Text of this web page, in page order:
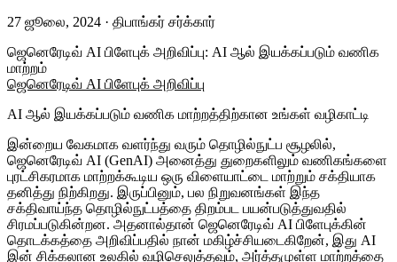
27 ஜூலை, 2024 · திபாங்கர் சர்க்கார்
ஜெனெரேடிவ் AI பிளேபுக் அறிவிப்பு: AI ஆல் இயக்கப்படும் வணிக
மாற்றம்
ஜெனெரேடிவ் AI பிளேபுக் அறிவிப்பு
AI ஆல் இயக்கப்படும் வணிக மாற்றத்திற்கான உங்கள் வழிகாட்டி
இன்றைய வேகமாக வளர்ந்து வரும் தொழில்நுட்ப சூழலில்,
ஜெனெரேடிவ் AI (GenAI) அனைத்து துறைகளிலும் வணிகங்களை
புரட்சிகரமாக மாற்றக்கூடிய ஒரு விளையாட்டை மாற்றும் சக்தியாக
தனித்து நிற்கிறது. இருப்பினும், பல நிறுவனங்கள் இந்த
சக்திவாய்ந்த தொழில்நுட்பத்தை திறம்பட பயன்படுத்துவதில்
சிரமப்படுகின்றன. அதனால்தான் ஜெனெரேடிவ் AI பிளேபுக்கின்
தொடக்கத்தை அறிவிப்பதில் நான் மகிழ்ச்சியடைகிறேன், இது AI
இன் சிக்கலான உலகில் வழிசெலுத்தவும், அர்த்தமுள்ள மாற்றத்தை